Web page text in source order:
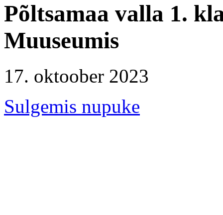
Põltsamaa valla 1.
Muuseumis
17. oktoober 2023
Sulgemis nupuke